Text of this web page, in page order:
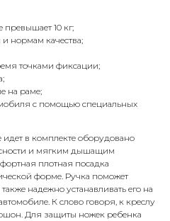
превышает 10 кг;
и нормам качества;
точками фиксации;
на раме;
с помощью специальных
в комплекте оборудовано
и мягким дышащим
плотная посадка
форме. Ручка поможет
надежно устанавливать его на
К слово говоря, к креслу
Для защиты ножек ребенка